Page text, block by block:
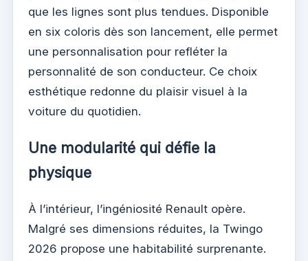
que les lignes sont plus tendues. Disponible
en six coloris dès son lancement, elle permet
une personnalisation pour refléter la
personnalité de son conducteur. Ce choix
esthétique redonne du plaisir visuel à la
voiture du quotidien.
Une modularité qui défie la
physique
À l’intérieur, l’ingéniosité Renault opère.
Malgré ses dimensions réduites, la Twingo
2026 propose une habitabilité surprenante.